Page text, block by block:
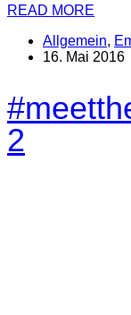
READ MORE
Allgemein,
16. Mai 2016
2